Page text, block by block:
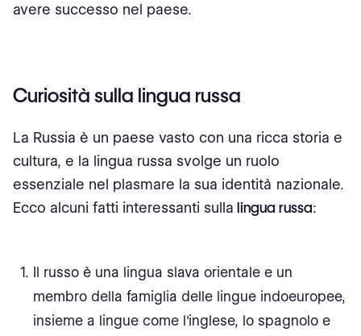
avere successo nel paese.
Curiosità sulla lingua russa
La Russia è un paese vasto con una ricca storia e
cultura, e la lingua russa svolge un ruolo
essenziale nel plasmare la sua identità nazionale.
Ecco alcuni fatti interessanti sulla lingua russa:
Il russo è una lingua slava orientale e un
membro della famiglia delle lingue indoeuropee,
insieme a lingue come l'inglese, lo spagnolo e